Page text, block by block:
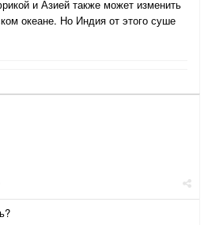
и Азией также может изменить
океане. Но Индия от этого суше